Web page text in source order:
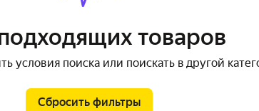
товаров
условия поиска или поискать в другой
Сбросить фильтры